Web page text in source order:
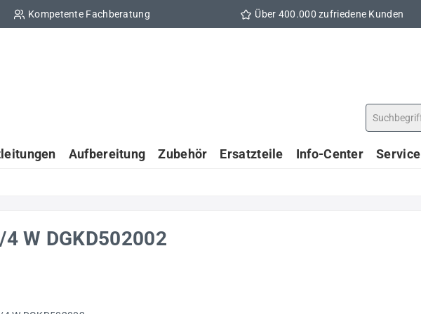
Kompetente Fachberatung Über 400.000 zufriedene Kunden
Aufbereitung Zubehör Ersatzteile Info-Center Service
W DGKD502002